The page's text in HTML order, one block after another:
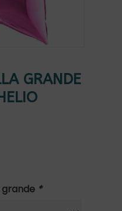
GRANDE
grande *